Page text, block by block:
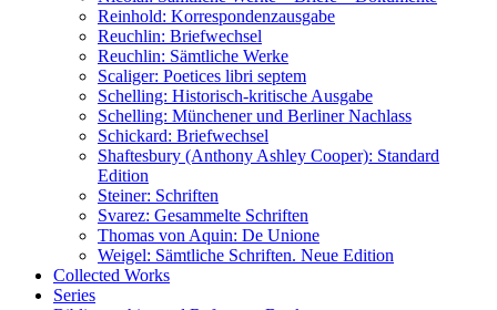
Reinhold: Korrespondenzausgabe
Reuchlin: Briefwechsel
Reuchlin: Sämtliche Werke
Scaliger: Poetices libri septem
Schelling: Historisch-kritische Ausgabe
Schelling: Münchener und Berliner Nachlass
Schickard: Briefwechsel
Shaftesbury (Anthony Ashley Cooper): Standard
Edition
Steiner: Schriften
Svarez: Gesammelte Schriften
Thomas von Aquin: De Unione
Weigel: Sämtliche Schriften. Neue Edition
Collected Works
Series